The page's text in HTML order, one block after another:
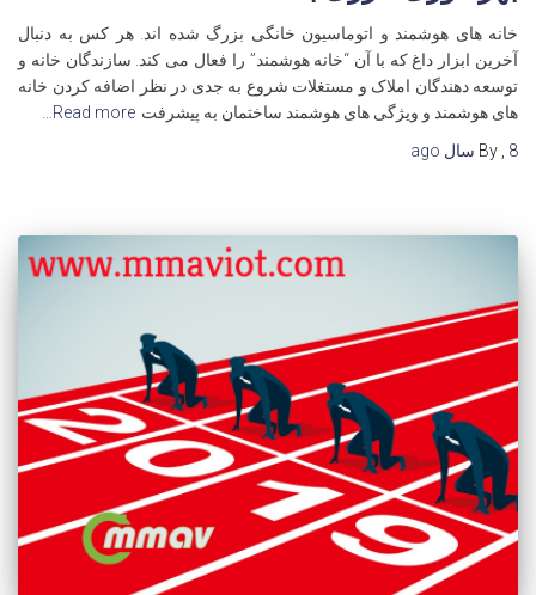
خانه های هوشمند و اتوماسیون خانگی بزرگ شده اند. هر کس به دنبال
آخرین ابزار داغ که با آن “خانه هوشمند” را فعال می کند. سازندگان خانه و
توسعه دهندگان املاک و مستغلات شروع به جدی در نظر اضافه کردن خانه
های هوشمند و ویژگی های هوشمند ساختمان به پیشرفت Read more…
By
8 سال